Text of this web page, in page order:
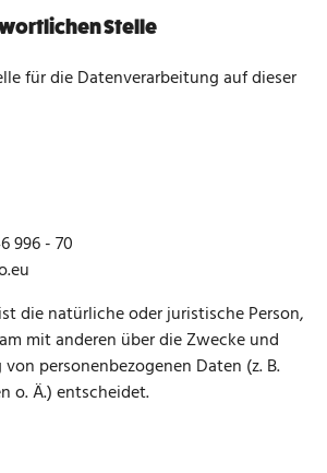
Stelle
für die Datenverarbeitung auf dieser
996 - 70
die natürliche oder juristische Person,
mit anderen über die Zwecke und
personenbezogenen Daten (z. B.
o. Ä.) entscheidet.